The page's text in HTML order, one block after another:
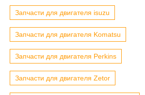
Запчасти для двигателя isuzu
Запчасти для двигателя Komatsu
Запчасти для двигателя Perkins
Запчасти для двигателя Zetor